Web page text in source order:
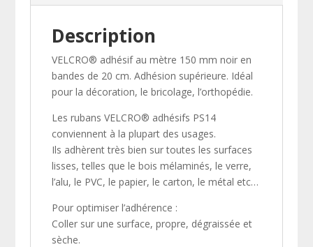
crochet
Description
VELCRO® adhésif au mètre 150 mm noir en
bandes de 20 cm. Adhésion supérieure. Idéal
pour la décoration, le bricolage, l’orthopédie.
Les rubans VELCRO® adhésifs PS14
conviennent à la plupart des usages.
Ils adhèrent très bien sur toutes les surfaces
lisses, telles que le bois mélaminés, le verre,
l’alu, le PVC, le papier, le carton, le métal etc…
Pour optimiser l’adhérence :
Coller sur une surface, propre, dégraissée et
sèche.